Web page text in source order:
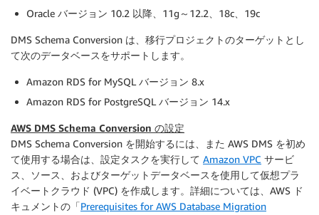
Oracle バージョン 10.2 以降、11g～12.2、18c、19c
DMS Schema Conversion は、移行プロジェクトのターゲットとし
て次のデータベースをサポートします。
Amazon RDS for MySQL バージョン 8.x
Amazon RDS for PostgreSQL バージョン 14.x
AWS DMS Schema Conversion の設定
DMS Schema Conversion を開始するには、また AWS DMS を初め
て使用する場合は、設定タスクを実行して Amazon VPC サービ
ス、ソース、およびターゲットデータベースを使用して仮想プラ
イベートクラウド (VPC) を作成します。詳細については、AWS ド
キュメントの「Prerequisites for AWS Database Migration